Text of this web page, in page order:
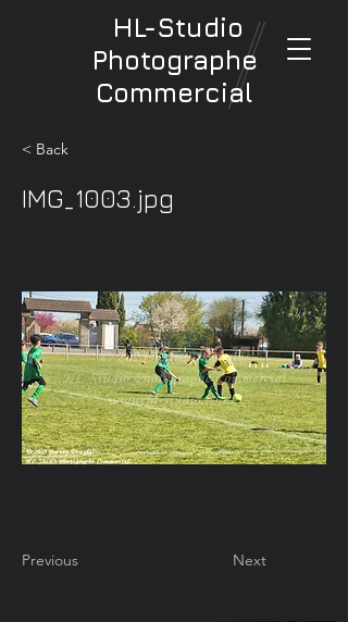
HL-Studio
Photographe
Commercial
< Back
IMG_1003.jpg
Previous Next